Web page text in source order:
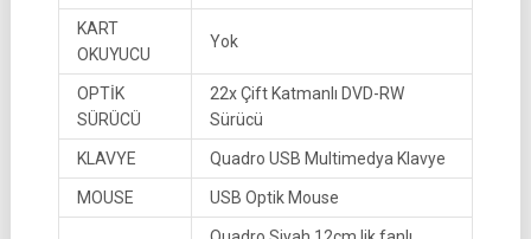
KART
OKUYUCU
Yok
OPTİK
SÜRÜCÜ
22x Çift Katmanlı DVD-RW
Sürücü
KLAVYE Quadro USB Multimedya Klavye
MOUSE USB Optik Mouse